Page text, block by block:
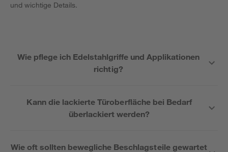
und wichtige Details.
Wie pflege ich Edelstahlgriffe und Applikationen
richtig?
Kann die lackierte Türoberfläche bei Bedarf
überlackiert werden?
Wie oft sollten bewegliche Beschlagsteile gewartet